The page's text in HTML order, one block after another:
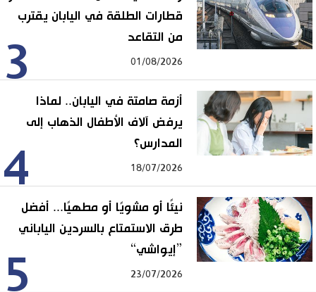
3
قطارات الطلقة في اليابان يقترب
من التقاعد
01/08/2026
4
أزمة صامتة في اليابان.. لماذا
يرفض آلاف الأطفال الذهاب إلى
المدارس؟
18/07/2026
5
نيئًا أو مشويًا أو مطهيًا... أفضل
طرق الاستمتاع بالسردين الياباني
”إيواشي“
23/07/2026